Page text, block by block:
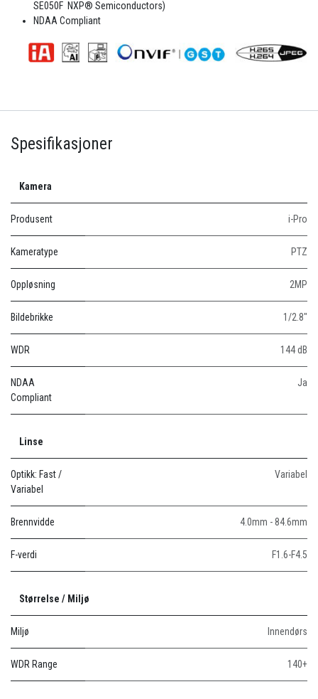
SE050F NXP® Semiconductors)
NDAA Compliant
Spesifikasjoner
Kamera
Produsent i-Pro
Kameratype PTZ
Oppløsning 2MP
Bildebrikke 1/2.8"
WDR 144 dB
NDAA
Compliant
Ja
Linse
Optikk: Fast /
Variabel
Variabel
Brennvidde 4.0mm - 84.6mm
F-verdi F1.6-F4.5
Størrelse / Miljø
Miljø Innendørs
WDR Range 140+